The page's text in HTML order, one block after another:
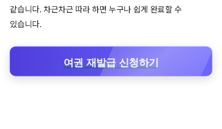
같습니다. 차근차근 따라 하면 누구나 쉽게 완료할 수
있습니다.
여권 재발급 신청하기